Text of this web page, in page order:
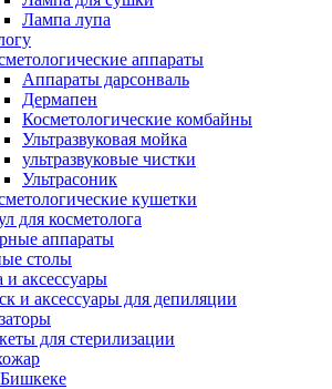
Лампа лупа
аппараты
Аппараты дарсонваль
Дермапен
Косметологические комбайны
Ультразвуковая мойка
ультразвуковые чистки
Ультрасоник
кушетки
для косметолога
аппараты
столы
и аксессуары
и аксессуары для депиляции
для стерилизации